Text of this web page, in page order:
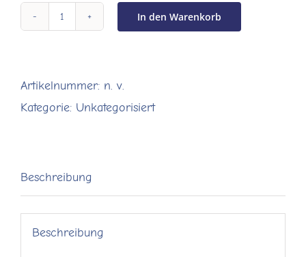
bis
9
September
2025
In den Warenkorb
Artikelnummer: n. v.
Kategorie: Unkategorisiert
Beschreibung
Beschreibung